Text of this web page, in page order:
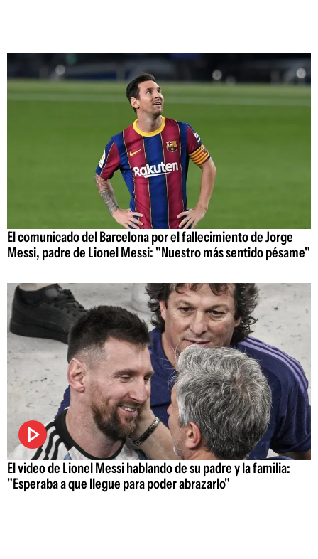
El comunicado del Barcelona por el fallecimiento de Jorge
Messi, padre de Lionel Messi: "Nuestro más sentido pésame"
El video de Lionel Messi hablando de su padre y la familia:
"Esperaba a que llegue para poder abrazarlo"